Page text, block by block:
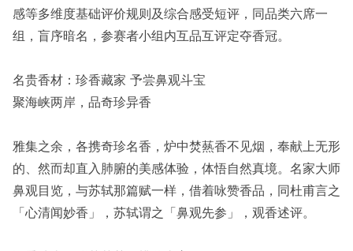
感等多维度基础评价规则及综合感受短评，同品类六席一
组，盲序暗名，参赛者小组内互品互评定夺香冠。
名贵香材：珍香藏家 予尝鼻观斗宝
聚海峡两岸，品奇珍异香
雅集之余，各携奇珍名香，炉中焚爇香不见烟，奉献上无形
的、然而却直入肺腑的美感体验，体悟自然真境。名家大师
鼻观目览，与苏轼那篇赋一样，借着咏赞香品，同杜甫言之
「心清闻妙香」，苏轼谓之「鼻观先参」，观香述评。